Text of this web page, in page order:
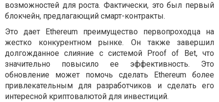
возможностей для роста. Фактически, это был первый
блокчейн, предлагающий смарт-контракты.
Это дает Ethereum преимущество первопроходца на
жестко конкурентном рынке. Он также завершил
долгожданное слияние с системой Proof of Bet, что
значительно повысило ее эффективность. Это
обновление может помочь сделать Ethereum более
привлекательным для разработчиков и сделать его
интересной криптовалютой для инвестиций.